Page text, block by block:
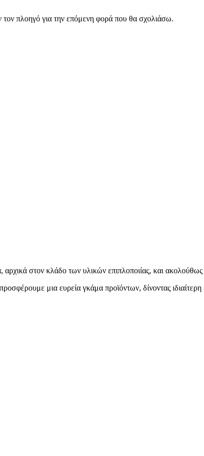
πλοηγό για την επόμενη φορά που θα σχολιάσω.
αρχικά στον κλάδο των υλικών επιπλοποιίας, και
μια ευρεία γκάμα προϊόντων, δίνοντας ιδιαίτερη